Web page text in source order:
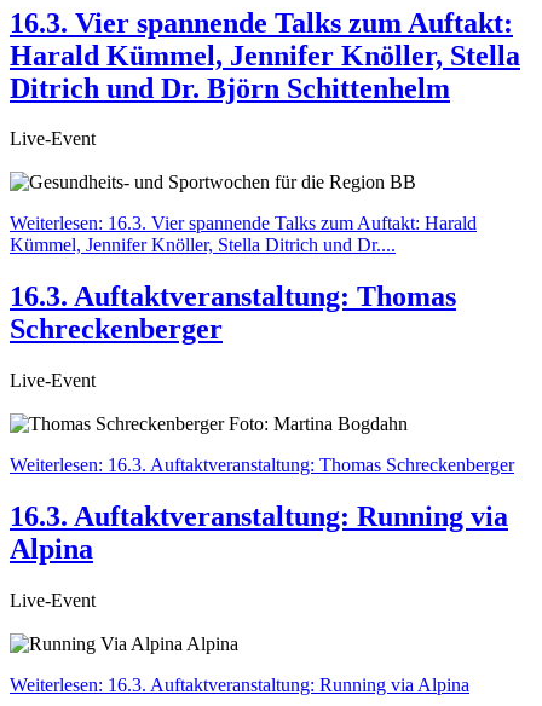
16.3. Vier spannende Talks zum Auftakt:
Harald Kümmel, Jennifer Knöller, Stella
Ditrich und Dr. Björn Schittenhelm
Live-Event
Weiterlesen: 16.3. Vier spannende Talks zum Auftakt: Harald
Kümmel, Jennifer Knöller, Stella Ditrich und Dr....
16.3. Auftaktveranstaltung: Thomas
Schreckenberger
Live-Event
Weiterlesen: 16.3. Auftaktveranstaltung: Thomas Schreckenberger
16.3. Auftaktveranstaltung: Running via
Alpina
Live-Event
Weiterlesen: 16.3. Auftaktveranstaltung: Running via Alpina